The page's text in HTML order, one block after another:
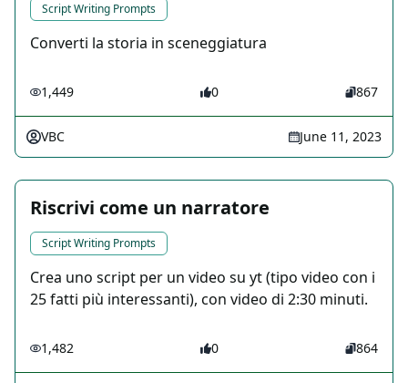
Script Writing Prompts
Converti la storia in sceneggiatura
1,449 0 867
VBC June 11, 2023
Riscrivi come un narratore
Script Writing Prompts
Crea uno script per un video su yt (tipo video con i
25 fatti più interessanti), con video di 2:30 minuti.
1,482 0 864